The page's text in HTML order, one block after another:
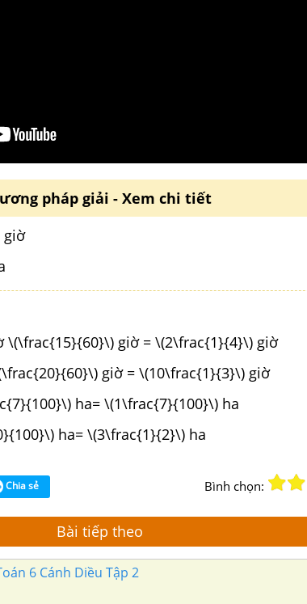
pháp giải - Xem chi tiết
giờ
giờ = \(2\frac{1}{4}\) giờ
giờ = \(10\frac{1}{3}\) giờ
ha= \(1\frac{7}{100}\) ha
ha= \(3\frac{1}{2}\) ha
Chia sẻ Bình chọn:
Bài tiếp theo
6 Cánh Diều Tập 2